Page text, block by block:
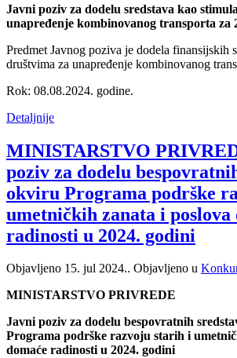
Javni poziv za dodelu sredstava kao
unapređenje kombinovanog transporta za
Predmet Javnog poziva je dodela finansijskih
društvima za unapređenje kombinovanog
Rok: 08.08.2024. godine.
Detaljnije
MINISTARSTVO
poziv za dodelu
okviru Programa podrške
umetničkih zanata i poslova
radinosti u 2024. godini
Objavljeno 15. jul 2024.. Objavljeno u
MINISTARSTVO PRIVREDE
Javni poziv za dodelu bespovratnih
Programa podrške razvoju starih i
domaće radinosti u 2024. godini